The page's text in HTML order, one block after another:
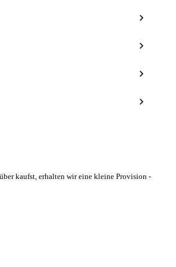
kaufst, erhalten wir eine kleine Provision -